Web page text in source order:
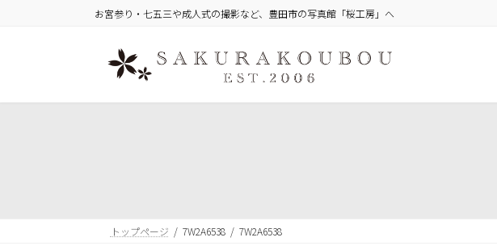
へ
ョ
お宮参り・七五三や成人式の撮影など、豊田市の写真館「桜工房」へ
トップページ 7W2A6538 7W2A6538